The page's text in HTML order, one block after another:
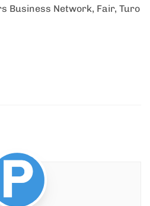
Business Network, Fair, Turo